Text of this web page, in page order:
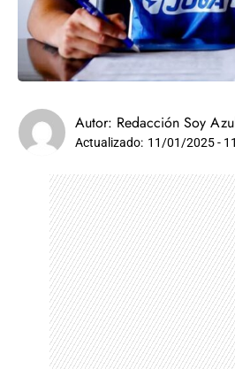
Autor: Redacción Soy
Actualizado: 11/01/2025 -